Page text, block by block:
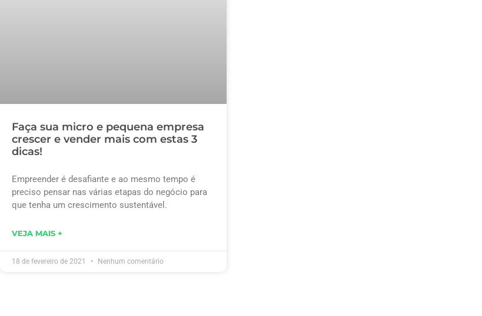
Faça sua micro e pequena empresa
crescer e vender mais com estas 3
dicas!
Empreender é desafiante e ao mesmo tempo é
preciso pensar nas várias etapas do negócio para
que tenha um crescimento sustentável.
VEJA MAIS +
18 de fevereiro de 2021 Nenhum comentário